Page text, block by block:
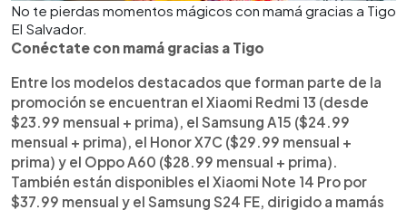
No te pierdas momentos mágicos con mamá gracias a Tigo
El Salvador.
Conéctate con mamá gracias a Tigo
Entre los modelos destacados que forman parte de la
promoción se encuentran el Xiaomi Redmi 13 (desde
$23.99 mensual + prima), el Samsung A15 ($24.99
mensual + prima), el Honor X7C ($29.99 mensual +
prima) y el Oppo A60 ($28.99 mensual + prima).
También están disponibles el Xiaomi Note 14 Pro por
$37.99 mensual y el Samsung S24 FE, dirigido a mamás